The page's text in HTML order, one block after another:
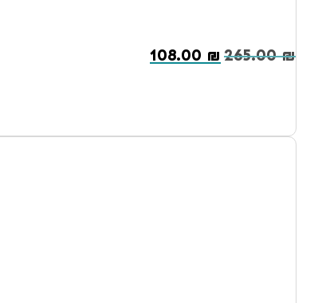
265.00₪
108.00 ₪